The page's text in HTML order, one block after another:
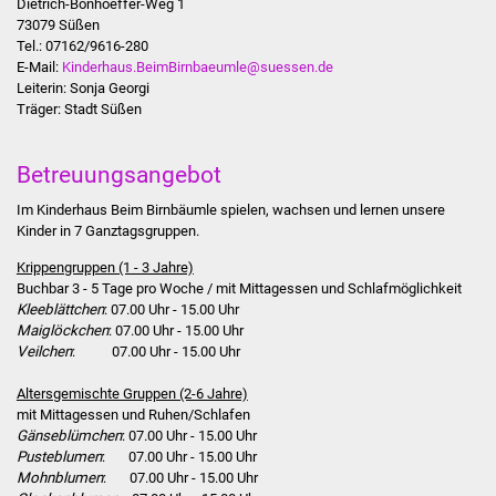
Jubiläumsjahr 2021
Sanierung Hallenbad
Presse
Bürger & Service
Dietrich-Bonhoeffer-Weg 1
73079 Süßen
Tel.: 07162/9616-280
E-Mail: Kinderhaus.BeimBirnbaeumle@suessen.de
Leiterin: Sonja Georgi
Träger: Stadt Süßen
Betreuungsangebot
Im Kinderhaus Beim Birnbäumle spielen, wachsen und lernen unsere
Kinder in 7 Ganztagsgruppen.
Krippengruppen (1 - 3 Jahre)
Buchbar 3 - 5 Tage pro Woche / mit Mittagessen und Schlafmöglichkeit
Kleeblättchen: 07.00 Uhr - 15.00 Uhr
Maiglöckchen: 07.00 Uhr - 15.00 Uhr
Veilchen: 07.00 Uhr - 15.00 Uhr
Altersgemischte Gruppen (2-6 Jahre)
mit Mittagessen und Ruhen/Schlafen
Gänseblümchen: 07.00 Uhr - 15.00 Uhr
Pusteblumen: 07.00 Uhr - 15.00 Uhr
Mohnblumen: 07.00 Uhr - 15.00 Uhr